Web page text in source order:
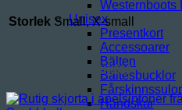
Westernboots
Unisex
Presentkort
Accessoarer
Bälten
Bältesbucklor
Fårskinnssulor
Handskar
Storlek Small, X-small
Relaterade produkter